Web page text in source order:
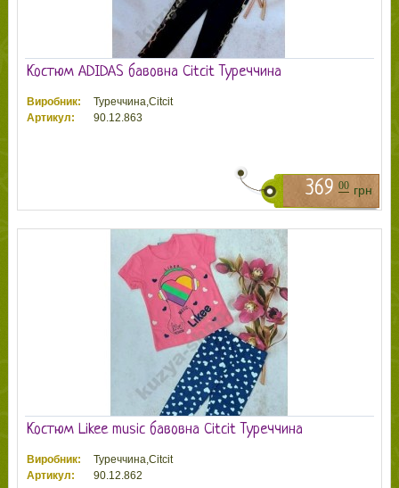
Костюм ADIDAS бавовна Citcit Туреччина
Виробник:
Туреччина,Citcit
Артикул:
90.12.863
369 00 грн
Костюм Likee music бавовна Citcit Туреччина
Виробник:
Туреччина,Citcit
Артикул:
90.12.862